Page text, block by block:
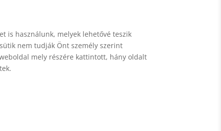
is használunk, melyek lehetővé teszik
nem tudják Önt személy szerint
mely részére kattintott, hány oldalt